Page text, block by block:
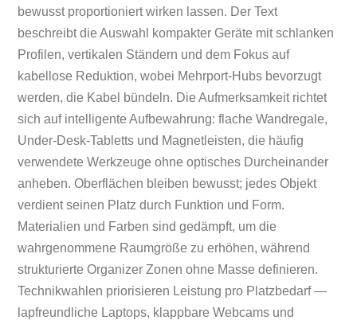
bewusst proportioniert wirken lassen. Der Text
beschreibt die Auswahl kompakter Geräte mit schlanken
Profilen, vertikalen Ständern und dem Fokus auf
kabellose Reduktion, wobei Mehrport-Hubs bevorzugt
werden, die Kabel bündeln. Die Aufmerksamkeit richtet
sich auf intelligente Aufbewahrung: flache Wandregale,
Under-Desk-Tabletts und Magnetleisten, die häufig
verwendete Werkzeuge ohne optisches Durcheinander
anheben. Oberflächen bleiben bewusst; jedes Objekt
verdient seinen Platz durch Funktion und Form.
Materialien und Farben sind gedämpft, um die
wahrgenommene Raumgröße zu erhöhen, während
strukturierte Organizer Zonen ohne Masse definieren.
Technikwahlen priorisieren Leistung pro Platzbedarf —
lapfreundliche Laptops, klappbare Webcams und